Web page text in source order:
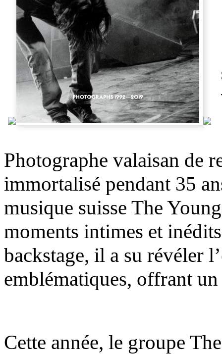
Photographe valaisan de
immortalisé pendant 35
musique suisse The
moments intimes et
backstage, il a su révéler
emblématiques, offrant
Cette année, le groupe